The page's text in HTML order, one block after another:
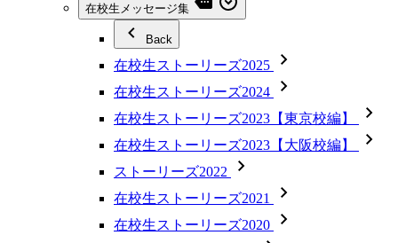
在校生メッセージ集
Back
在校生ストーリーズ2025
在校生ストーリーズ2024
在校生ストーリーズ2023【東京校編】
在校生ストーリーズ2023【大阪校編】
ストーリーズ2022
在校生ストーリーズ2021
在校生ストーリーズ2020